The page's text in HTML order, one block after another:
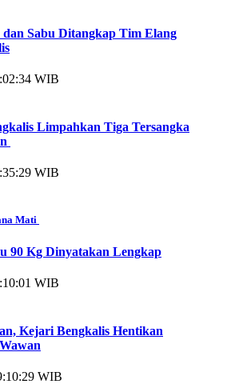
Sabu Ditangkap Tim Elang
WIB
Limpahkan Tiga Tersangka
WIB
Mati
90 Kg Dinyatakan Lengkap
WIB
Kejari Bengkalis Hentikan
WIB